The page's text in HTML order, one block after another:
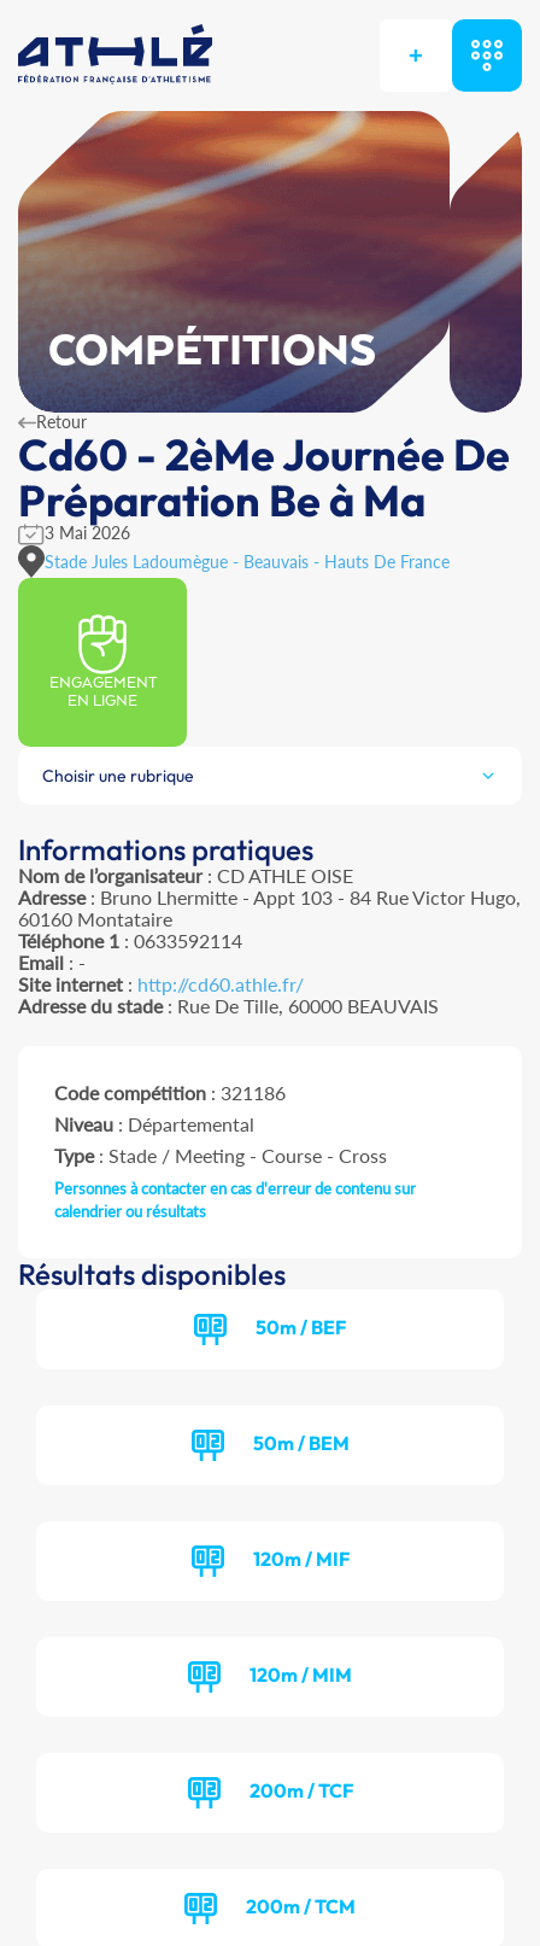
+
COMPÉTITIONS
Retour
Cd60 - 2èMe Journée De
Préparation Be à Ma
3 Mai 2026
Stade Jules Ladoumègue - Beauvais - Hauts De France
ENGAGEMENT
EN LIGNE
Choisir une rubrique
Informations pratiques
Nom de l’organisateur: CD ATHLE OISE
Adresse: Bruno Lhermitte - Appt 103 - 84 Rue Victor Hugo,
60160 Montataire
Téléphone 1 : 0633592114
Email : -
Site internet : http://cd60.athle.fr/
Adresse du stade: Rue De Tille, 60000 BEAUVAIS
Code compétition : 321186
Niveau : Départemental
Type: Stade / Meeting - Course - Cross
Personnes à contacter en cas d'erreur de contenu sur
calendrier ou résultats
Résultats disponibles
50m / BEF
50m / BEM
120m / MIF
120m / MIM
200m / TCF
200m / TCM